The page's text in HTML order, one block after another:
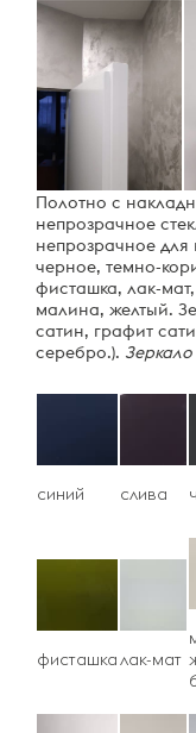
Полотно с
непрозрачное
непрозрачное
черное, темно-
фисташка, лак-
малина, желтый.
сатин, графит
серебро.).
синий слива
фисташка лак-мат